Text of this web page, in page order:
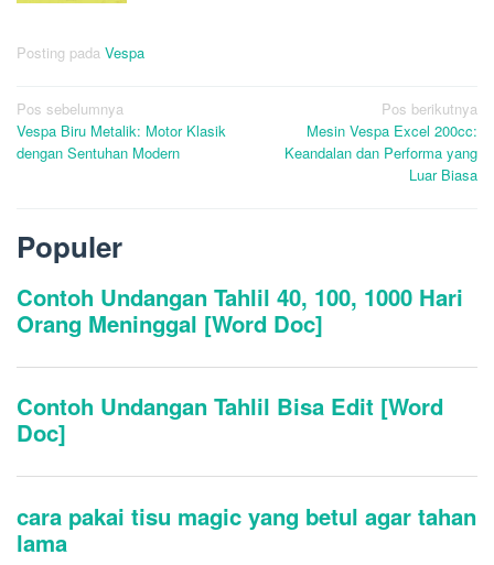
Posting pada Vespa
Navigasi
pos
Pos sebelumnya
Vespa Biru Metalik: Motor Klasik
dengan Sentuhan Modern
Pos berikutnya
Mesin Vespa Excel 200cc:
Keandalan dan Performa yang
Luar Biasa
Populer